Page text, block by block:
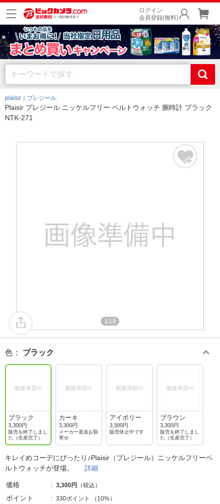
ログイン
会員登録(無料)
plaisir｜プレジール
Plaisir プレジール ニッケルフリー ベルトウォッチ 腕時計 ブラック
NTK-271
1/19
色 ： ブラック
ブラック
3,300円
販売を終了しまし
た（生産完了）
カーキ
3,300円
メーカー直送お取
寄せ
アイボリー
3,300円
販売休止中です
ブラウン
3,300円
販売を終了しまし
た（生産完了）
キレイめコーデにぴったり♪Plaisir（プレジール）ニッケルフリーベ
ルトウォッチが登場。 詳細
価格 3,300円 （税込）
ポイント 330ポイント （ 10%）